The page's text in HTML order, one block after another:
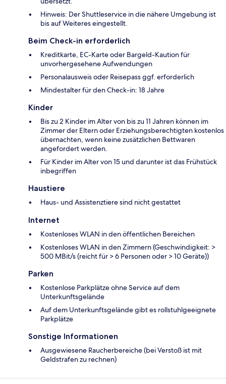
Hinweis: Der Shuttleservice in die nähere Umgebung ist
bis auf Weiteres eingestellt.
Beim Check-in erforderlich
Kreditkarte, EC-Karte oder Bargeld-Kaution für
unvorhergesehene Aufwendungen
Personalausweis oder Reisepass ggf. erforderlich
Mindestalter für den Check-in: 18 Jahre
Kinder
Bis zu 2 Kinder im Alter von bis zu 11 Jahren können im
Zimmer der Eltern oder Erziehungsberechtigten kostenlos
übernachten, wenn keine zusätzlichen Bettwaren
angefordert werden.
Für Kinder im Alter von 15 und darunter ist das Frühstück
inbegriffen
Haustiere
Haus- und Assistenztiere sind nicht gestattet
Internet
Kostenloses WLAN in den öffentlichen Bereichen
Kostenloses WLAN in den Zimmern (Geschwindigkeit: >
500 MBit/s (reicht für > 6 Personen oder > 10 Geräte))
Parken
Kostenlose Parkplätze ohne Service auf dem
Unterkunftsgelände
Auf dem Unterkunftsgelände gibt es rollstuhlgeeignete
Parkplätze
Sonstige Informationen
Ausgewiesene Raucherbereiche (bei Verstoß ist mit
Geldstrafen zu rechnen)